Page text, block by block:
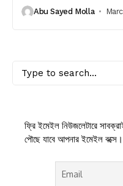
Abu Sayed Molla
ফ্রি ইমেইল নিউজলেটারে
পৌছে যাবে আপনার ইমেইল বক্সে।